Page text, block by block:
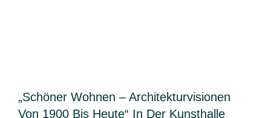
„Schöner Wohnen – Architekturvisionen
Von 1900 Bis Heute“ In Der Kunsthalle